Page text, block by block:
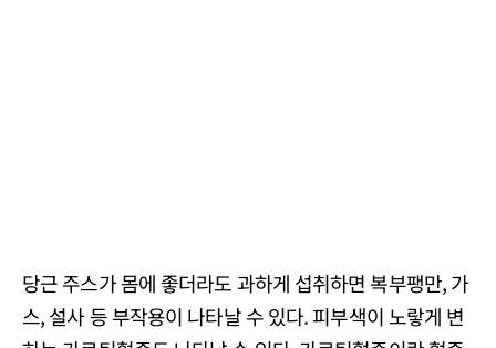
당근 주스가 몸에 좋더라도 과하게 섭취하면 복부팽만, 가
스, 설사 등 부작용이 나타날 수 있다. 피부색이 노랗게 변